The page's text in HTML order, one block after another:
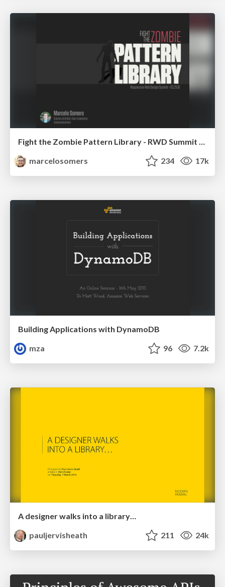
Fight the Zombie Pattern Library - RWD Summit 2016
marcelosomers
234 17k
Building Applications with DynamoDB
mza
96 7.2k
A designer walks into a library…
pauljervisheath
211 24k